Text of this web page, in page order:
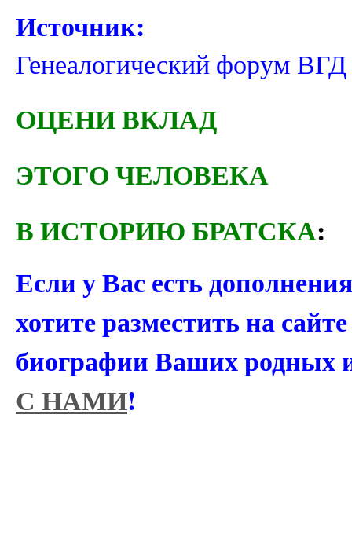
Источник:
Генеалогический форум ВГД
ОЦЕНИ ВКЛАД
ЭТОГО ЧЕЛОВЕКА
В ИСТОРИЮ БРАТСКА:
Если у Вас есть
хотите разместить на
биографии Ваших родных
С НАМИ!